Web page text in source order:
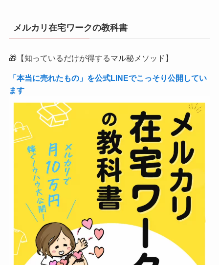
メルカリ在宅ワークの教科書
🎁【知っているだけが得するマル秘メソッド】
「本当に売れたもの」を公式LINEでこっそり公開してい
ます